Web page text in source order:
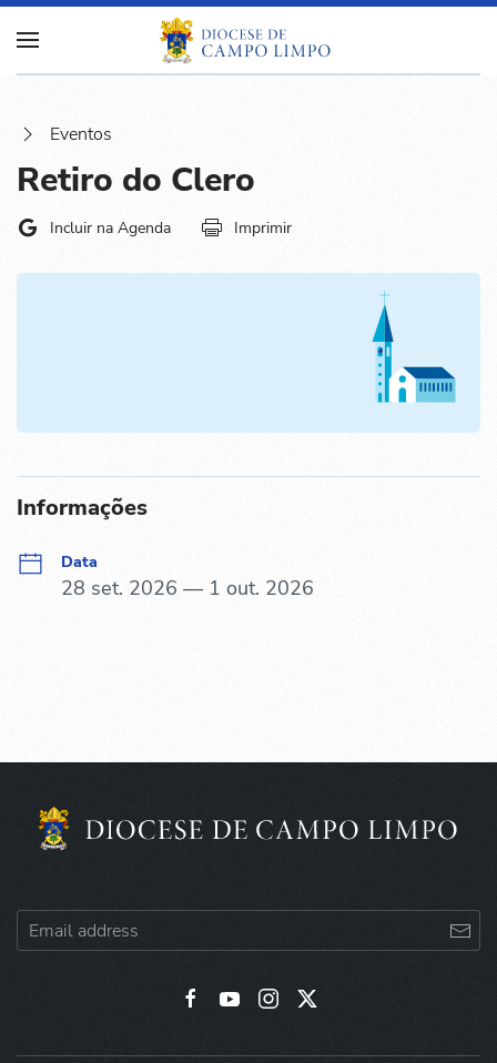
Eventos
Retiro do Clero
Incluir na Agenda Imprimir
Informações
Data
28 set. 2026 — 1 out. 2026